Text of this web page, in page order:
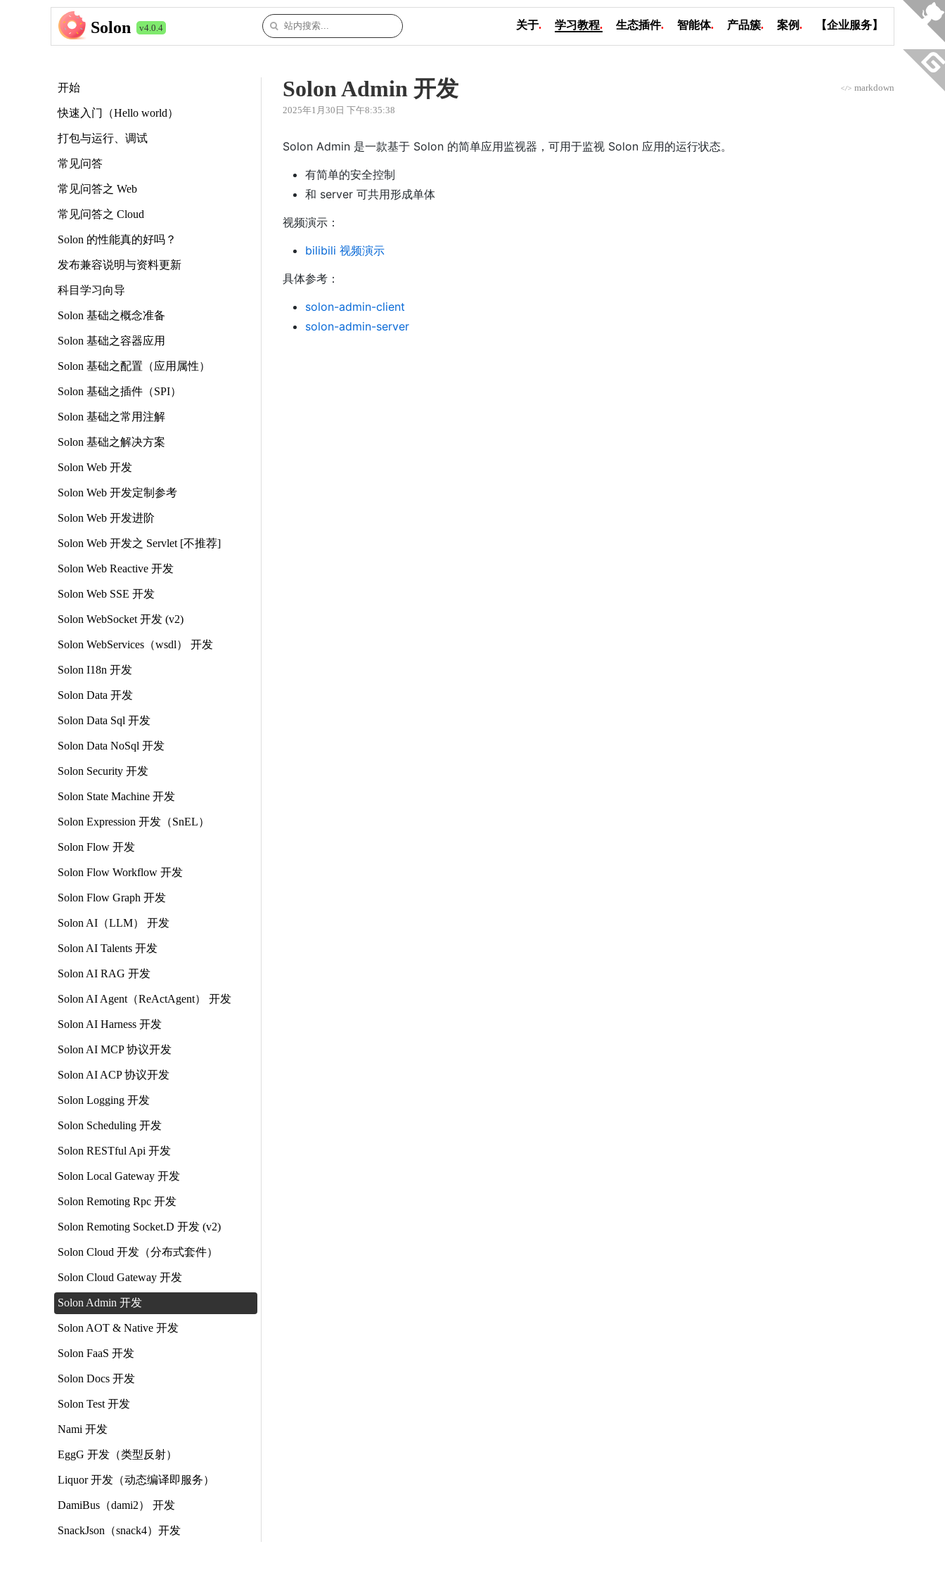
Solon v4.0.4 关于. 学习教程. 生态插件. 智能体. 产品簇. 案例. 【企业服务】
开始
快速入门（Hello world）
打包与运行、调试
常见问答
常见问答之 Web
常见问答之 Cloud
Solon 的性能真的好吗？
发布兼容说明与资料更新
科目学习向导
Solon 基础之概念准备
Solon 基础之容器应用
Solon 基础之配置（应用属性）
Solon 基础之插件（SPI）
Solon 基础之常用注解
Solon 基础之解决方案
Solon Web 开发
Solon Web 开发定制参考
Solon Web 开发进阶
Solon Web 开发之 Servlet [不推荐]
Solon Web Reactive 开发
Solon Web SSE 开发
Solon WebSocket 开发 (v2)
Solon WebServices（wsdl） 开发
Solon I18n 开发
Solon Data 开发
Solon Data Sql 开发
Solon Data NoSql 开发
Solon Security 开发
Solon State Machine 开发
Solon Expression 开发（SnEL）
Solon Flow 开发
Solon Flow Workflow 开发
Solon Flow Graph 开发
Solon AI（LLM） 开发
Solon AI Talents 开发
Solon AI RAG 开发
Solon AI Agent（ReActAgent） 开发
Solon AI Harness 开发
Solon AI MCP 协议开发
Solon AI ACP 协议开发
Solon Logging 开发
Solon Scheduling 开发
Solon RESTful Api 开发
Solon Local Gateway 开发
Solon Remoting Rpc 开发
Solon Remoting Socket.D 开发 (v2)
Solon Cloud 开发（分布式套件）
Solon Cloud Gateway 开发
Solon Admin 开发
Solon AOT & Native 开发
Solon FaaS 开发
Solon Docs 开发
Solon Test 开发
Nami 开发
EggG 开发（类型反射）
Liquor 开发（动态编译即服务）
DamiBus（dami2） 开发
SnackJson（snack4）开发
Solon Admin 开发 </> markdown
2025年1月30日 下午8:35:38
Solon Admin 是一款基于 Solon 的简单应用监视器，可用于监视 Solon 应用的运行状态。
有简单的安全控制
和 server 可共用形成单体
视频演示：
bilibili 视频演示
具体参考：
solon-admin-client
solon-admin-server